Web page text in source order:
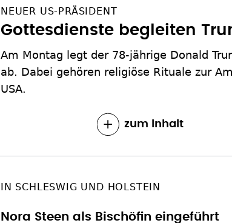
NEUER US-PRÄSIDENT
Gottesdienste begleiten
Am Montag legt der 78-jährige Donald
ab. Dabei gehören religiöse Rituale zur
USA.
zum Inhalt
IN SCHLESWIG UND HOLSTEIN
Nora Steen als Bischöfin eingeführt